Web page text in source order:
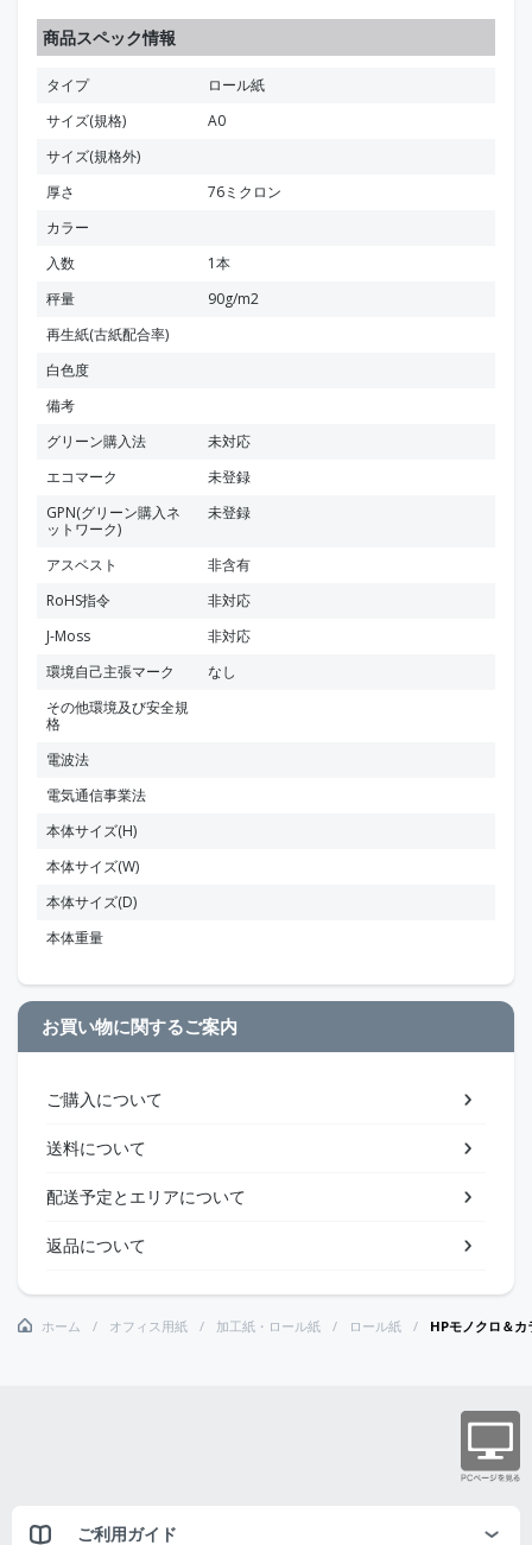
商品スペック情報
タイプ
ロール紙
サイズ(規格)
A0
サイズ(規格外)
厚さ
76ミクロン
カラー
入数
1本
秤量
90g/m2
再生紙(古紙配合率)
白色度
備考
グリーン購入法
未対応
エコマーク
未登録
GPN(グリーン購入ネ
ットワーク)
未登録
アスベスト
非含有
RoHS指令
非対応
J-Moss
非対応
環境自己主張マーク
なし
その他環境及び安全規
格
電波法
電気通信事業法
本体サイズ(H)
本体サイズ(W)
本体サイズ(D)
本体重量
お買い物に関するご案内
ご購入について
送料について
配送予定とエリアについて
返品について
ホーム オフィス用紙 加工紙・ロール紙 ロール紙 HPモノクロ＆
ご利用ガイド